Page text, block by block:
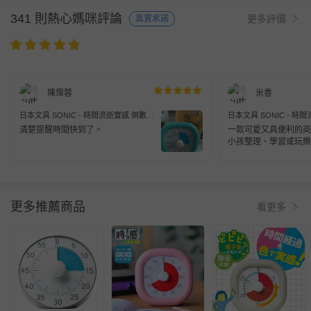
341 則熱心媽咪評論 真實承諾 更多評價
陳霈蓉
日本文具 SONIC - 時間流逝實感 倒數時
鐘/倒數器-60mins版-薄荷藍 (10cm)
清楚提醒時間快到了。
米香
日本文具 SONIC - 時間
鐘/倒數器-60mins版-薄
一款可愛又具便利的
小孩整理、學習或玩
更多推薦商品 看更多